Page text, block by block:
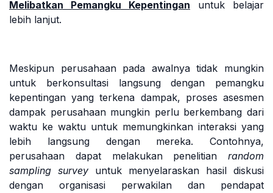
Melibatkan Pemangku Kepentingan untuk belajar
lebih lanjut.
Meskipun perusahaan pada awalnya tidak mungkin
untuk berkonsultasi langsung dengan pemangku
kepentingan yang terkena dampak, proses asesmen
dampak perusahaan mungkin perlu berkembang dari
waktu ke waktu untuk memungkinkan interaksi yang
lebih langsung dengan mereka. Contohnya,
perusahaan dapat melakukan penelitian random
sampling survey untuk menyelaraskan hasil diskusi
dengan organisasi perwakilan dan pendapat